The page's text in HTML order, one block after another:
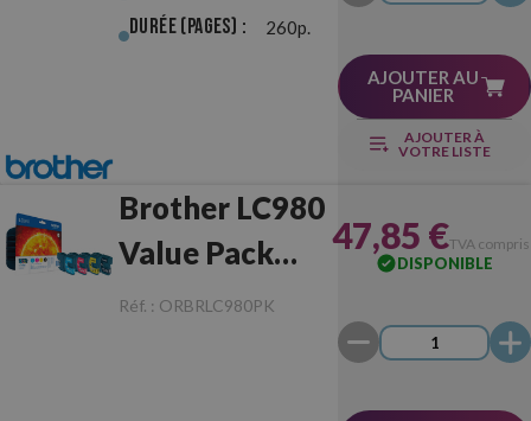
Durée (pages) : 260p.
AJOUTER AU
PANIER
AJOUTER À
VOTRE LISTE
Brother LC980
Value Pack
Originale
Réf. : ORBRLC980PK
47,85 €TVA
DISPONIBLE